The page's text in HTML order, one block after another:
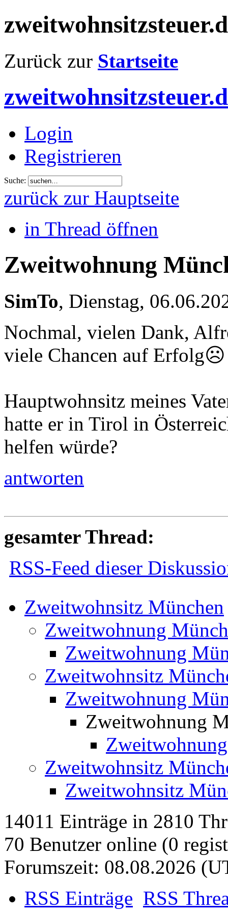
Zurück zur Startseite
Login
Registrieren
Suche:
zurück zur Hauptseite
in Thread öffnen
Zweitwohnung
SimTo, Dienstag,
Nochmal, vielen Dank,
viele Chancen auf Erfolg☹️
Hauptwohnsitz meines
hatte er in Tirol in
helfen würde?
antworten
gesamter Thread:
RSS-Feed dieser
Zweitwohnsitz München
Zweitwohnung
Zweitwohnung
Zweitwohnsitz
Zweitwohnung
Zweitwohnung
Zweitwohnsitz
Zweitwohnsitz
14011 Einträge in 2810
70 Benutzer online (0
Forumszeit: 08.08.2026
RSS Einträge RSS